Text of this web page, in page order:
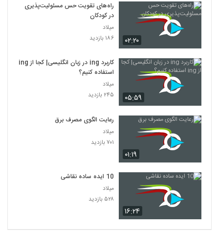
۰۲:۲۰
راه‌های تقویت حس مسئولیت‌پذیری
در کودکان
میلاد
۱۸۶ بازدید
۰۵:۵۹
کاربرد ing در زبان انگلیسی| کجا از ing
استفاده کنیم؟
میلاد
۲۴۵ بازدید
۰۱:۱۹
رعایت الگوی مصرف برق
میلاد
۷۰۱ بازدید
۱۶:۲۴
10 ایده ساده نقاشی
میلاد
۵۲۸ بازدید